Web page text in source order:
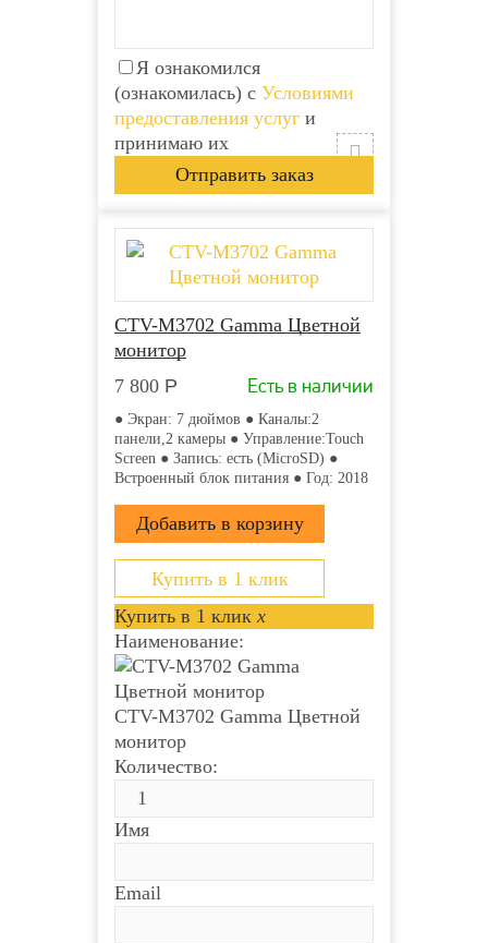
Я ознакомился
(ознакомилась) с Условиями
предоставления услуг и
принимаю их
CTV-M3702 Gamma Цветной
монитор
7 800 Р Есть в наличии
● Экран: 7 дюймов ● Каналы:2
панели,2 камеры ● Управление:Touch
Screen ● Запись: есть (MicroSD) ●
Встроенный блок питания ● Год: 2018
Купить в 1 клик
Купить в 1 клик x
Наименование:
CTV-M3702 Gamma Цветной
монитор
Количество:
Имя
Email